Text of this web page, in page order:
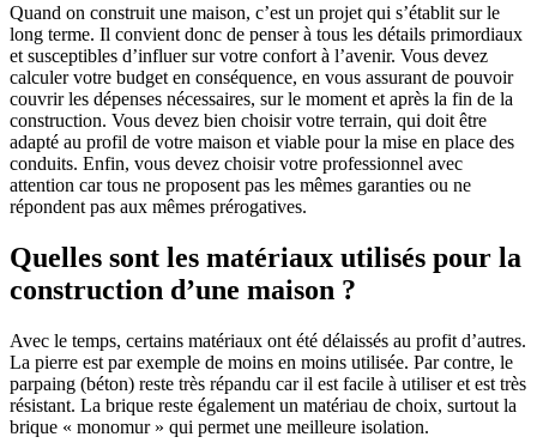
Quand on construit une maison, c’est un projet qui s’établit sur le
long terme. Il convient donc de penser à tous les détails primordiaux
et susceptibles d’influer sur votre confort à l’avenir. Vous devez
calculer votre budget en conséquence, en vous assurant de pouvoir
couvrir les dépenses nécessaires, sur le moment et après la fin de la
construction. Vous devez bien choisir votre terrain, qui doit être
adapté au profil de votre maison et viable pour la mise en place des
conduits. Enfin, vous devez choisir votre professionnel avec
attention car tous ne proposent pas les mêmes garanties ou ne
répondent pas aux mêmes prérogatives.
Quelles sont les matériaux utilisés pour la
construction d’une maison ?
Avec le temps, certains matériaux ont été délaissés au profit d’autres.
La pierre est par exemple de moins en moins utilisée. Par contre, le
parpaing (béton) reste très répandu car il est facile à utiliser et est très
résistant. La brique reste également un matériau de choix, surtout la
brique « monomur » qui permet une meilleure isolation.